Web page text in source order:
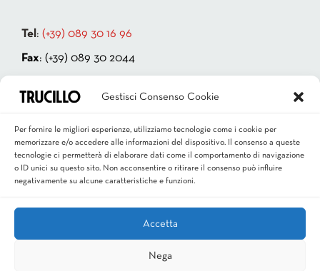
Gestisci Consenso Cookie
Per fornire le migliori esperienze, utilizziamo tecnologie come i cookie per
memorizzare e/o accedere alle informazioni del dispositivo. Il consenso a queste
tecnologie ci permetterà di elaborare dati come il comportamento di navigazione
o ID unici su questo sito. Non acconsentire o ritirare il consenso può influire
negativamente su alcune caratteristiche e funzioni.
Accetta
Nega
Tel : (+39) 089 30 16 96
Fax: (+39) 089 30 2044
84131 Salerno – ITALIA
P.IVA 00181880659
Email:info@trucillo.it